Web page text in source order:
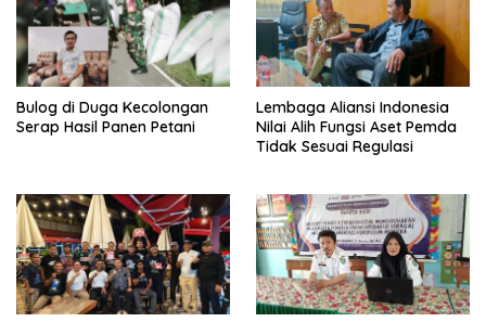
Bulog di Duga Kecolongan
Serap Hasil Panen Petani
Lembaga Aliansi Indonesia
Nilai Alih Fungsi Aset Pemda
Tidak Sesuai Regulasi